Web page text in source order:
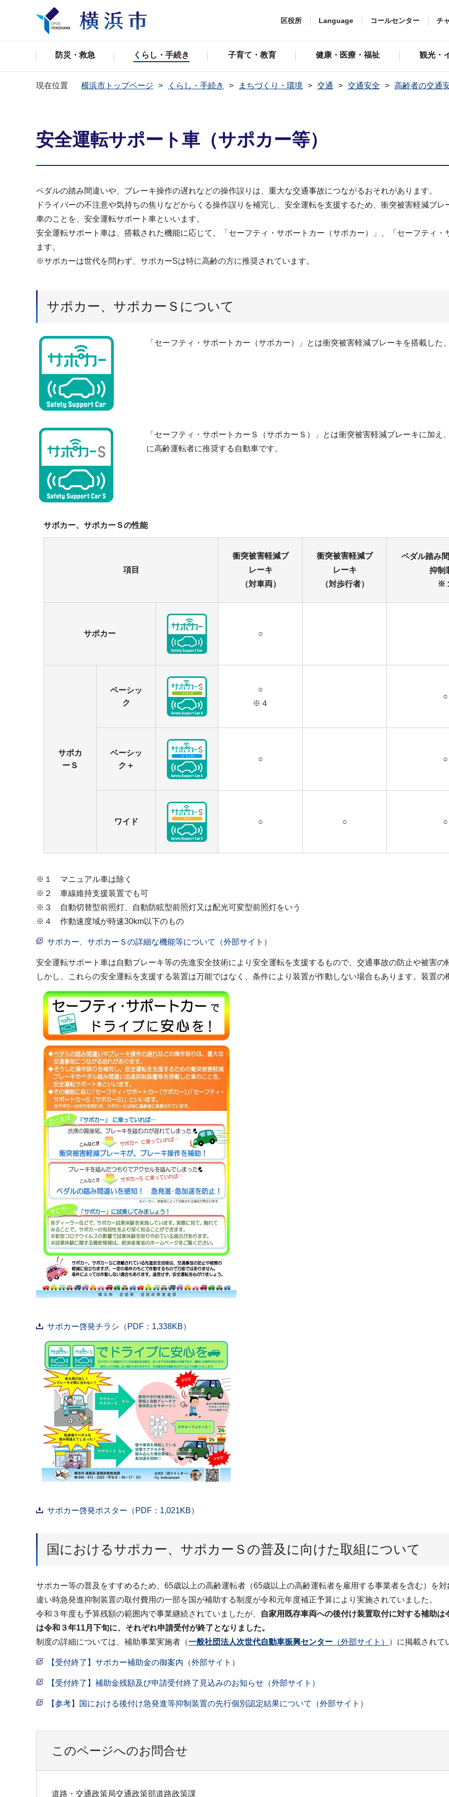
区役所 Language コールセンター チ
防災・救急 くらし・手続き 子育て・教育 健康・医療・福祉 観光・
現在位置 横浜市トップページ くらし・手続き まちづくり・環境 交通 交通安全 高齢者の交通
安全運転サポート車（サポカー等）
ペダルの踏み間違いや、ブレーキ操作の遅れなどの操作誤りは、重大な交通事故につながるおそれがあります。
ドライバーの不注意や気持ちの焦りなどからくる操作誤りを補完し、安全運転を支援するため、衝突被害軽減ブ
車のことを、安全運転サポート車といいます。
安全運転サポート車は、搭載された機能に応じて、「セーフティ・サポートカー（サポカー）」、「セーフティ
ます。
※サポカーは世代を問わず、サポカーSは特に高齢の方に推奨されています。
サポカー、サポカーＳについて
「セーフティ・サポートカー（サポカー）」とは衝突被害軽減ブレーキを搭載し
「セーフティ・サポートカーＳ（サポカーＳ）」とは衝突被害軽減ブレーキに加
に高齢運転者に推奨する自動車です。
サポカー、サポカーＳの性能
項目
衝突被害軽減ブ
レーキ
（対車両）
衝突被害軽減ブ
レーキ
（対歩行者）
ペダル踏み
抑制
※
サポカー ○
サポカ
ーＳ
ベーシッ
ク
○
※４
○
ベーシッ
ク＋
○ ○
ワイド ○ ○ ○
※１ マニュアル車は除く
※２ 車線維持支援装置でも可
※３ 自動切替型前照灯、自動防眩型前照灯又は配光可変型前照灯をいう
※４ 作動速度域が時速30km以下のもの
サポカー、サポカーＳの詳細な機能等について（外部サイト）
安全運転サポート車は自動ブレーキ等の先進安全技術により安全運転を支援するもので、交通事故の防止や被害の
しかし、これらの安全運転を支援する装置は万能ではなく、条件により装置が作動しない場合もあります。装置
サポカー啓発チラシ（PDF：1,338KB）
サポカー啓発ポスター（PDF：1,021KB）
国におけるサポカー、サポカーＳの普及に向けた取組について
サポカー等の普及をすすめるため、65歳以上の高齢運転者（65歳以上の高齢運転者を雇用する事業者を含む）を
違い時急発進抑制装置の取付費用の一部を国が補助する制度が令和元年度補正予算により実施されていました。
令和３年度も予算残額の範囲内で事業継続されていましたが、
自家用既存車両への後付け装置取付に対する補助
は令和３年11月下旬に、 それぞれ申請受付が終了となりました。
制度の詳細については、補助事業実施者（一般社団法人次世代自動車振興センター （外部サイト） ）に掲載されて
【受付終了】サポカー補助金の御案内（外部サイト）
【受付終了】補助金残額及び申請受付終了見込みのお知らせ（外部サイト）
【参考】国における後付け急発進等抑制装置の先行個別認定結果について（外部サイト）
このページへのお問合せ
道路・交通政策局交通政策部道路政策課